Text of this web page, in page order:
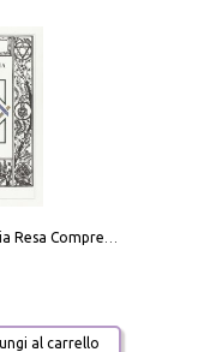
La Massoneria Resa Comprensibile ai Suoi Adepti. Vol. 3: il Maestro.
al carrello